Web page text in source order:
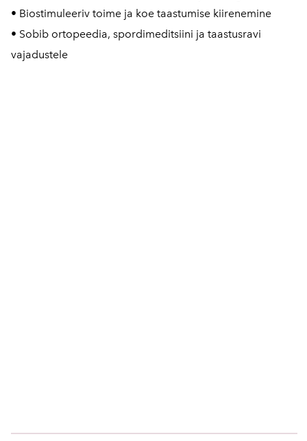
• Biostimuleeriv toime ja koe taastumise kiirenemine
• Sobib ortopeedia, spordimeditsiini ja taastusravi
vajadustele